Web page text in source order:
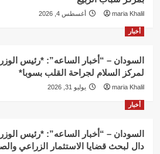
maria Khalil أغسطس 4, 2026
أخبار
السودان – “أخبار الساعه”: *رئيس
لمركز السلام لجراحة القلب بسوبا*
maria Khalil يوليو 31, 2026
أخبار
السودان – “أخبار الساعه”: *رئيس
دال لبحث قضايا الاستثمار الزراعي